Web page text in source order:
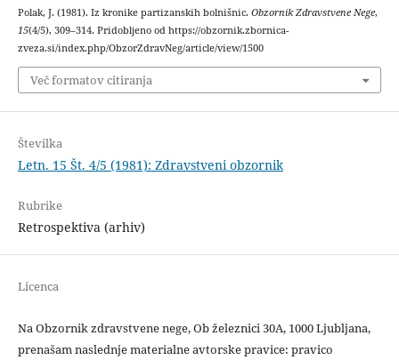
Polak, J. (1981). Iz kronike partizanskih bolnišnic. Obzornik Zdravstvene Nege,
15(4/5), 309–314. Pridobljeno od https://obzornik.zbornica-
zveza.si/index.php/ObzorZdravNeg/article/view/1500
Več formatov citiranja
Številka
Letn. 15 Št. 4/5 (1981): Zdravstveni obzornik
Rubrike
Retrospektiva (arhiv)
Licenca
Na Obzornik zdravstvene nege, Ob železnici 30A, 1000 Ljubljana,
prenašam naslednje materialne avtorske pravice: pravico